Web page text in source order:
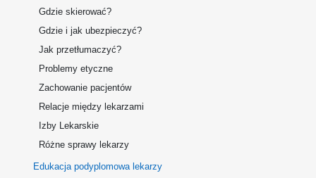
Gdzie skierować?
Gdzie i jak ubezpieczyć?
Jak przetłumaczyć?
Problemy etyczne
Zachowanie pacjentów
Relacje między lekarzami
Izby Lekarskie
Różne sprawy lekarzy
Edukacja podyplomowa lekarzy